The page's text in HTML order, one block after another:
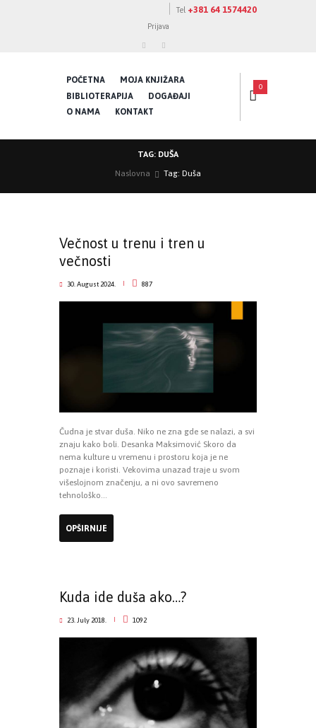
Tel +381 64 1574420
Prijava
POČETNA
MOJA KNJIŽARA
BIBLIOTERAPIJA
DOGAĐAJI
O NAMA
KONTAKT
0
TAG: DUŠA
Naslovna Tag: Duša
Večnost u trenu i tren u
večnosti
30. August 2024. 887
Čudna je stvar duša. Niko ne zna gde se nalazi, a svi
znaju kako boli. Desanka Maksimović Skoro da
nema kulture u vremenu i prostoru koja je ne
poznaje i koristi. Vekovima unazad traje u svom
višeslojnom značenju, a ni ovo savremeno
tehnološko...
OPŠIRNIJE
Kuda ide duša ako…?
23. July 2018. 1092